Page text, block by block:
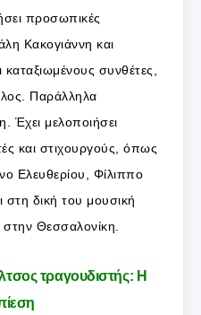
προσωπικές
Κακογιάννη και
συνθέτες,
Παράλληλα
Έχει μελοποιήσει
και στιχουργούς, όπως
Ελευθερίου, Φίλιππο
στη δική του μουσική
Θεσσαλονίκη.
τραγουδιστής: Η